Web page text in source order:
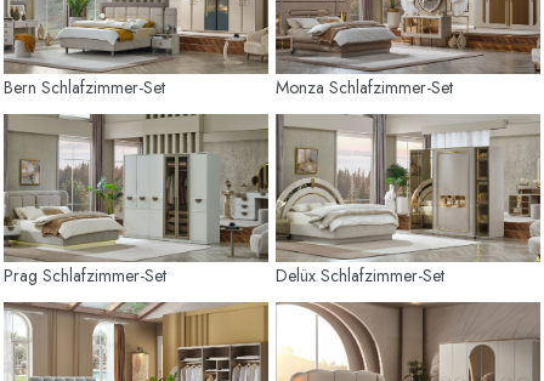
Bern Schlafzimmer-Set Monza Schlafzimmer-Set
Prag Schlafzimmer-Set Delüx Schlafzimmer-Set